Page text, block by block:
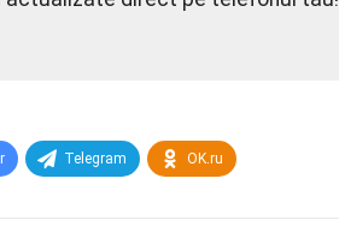
Telegram OK.ru